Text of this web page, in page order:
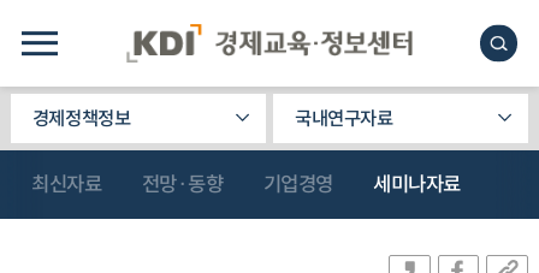
경제정책정보 국내연구자료
최신자료 전망·동향 기업경영 세미나자료